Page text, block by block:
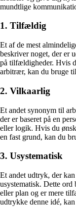
mundtlige
1. Tilfældig
Et af de mest
beskriver noget, der er
på tilfældigheder. Hvis
arbitrær, kan du bruge
2. Vilkaarlig
Et andet synonym til
der er baseret på en
eller logik. Hvis du
en fast grund, kan du
3. Usystematisk
Et andet udtryk, der
usystematisk. Dette
eller plan og er mere
udtrykke denne idé,